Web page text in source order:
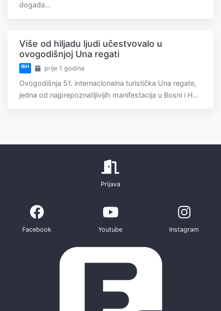
događa...
Više od hiljadu ljudi učestvovalo u
ovogodišnjoj Una regati
BiH prije 1 godina
Ovogodišnja 51. internacionalna turistička Una regate,
jedna od najprepoznatljivijih manifestacija u Bosni i H...
Prijava
Facebook Youtube Instagram